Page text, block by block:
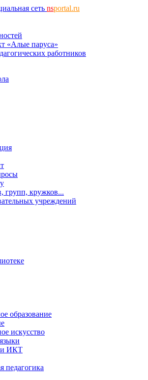
сеть nsportal.ru
«Алые паруса»
работников
групп, кружков...
учреждений
образование
искусство
и ИКТ
педагогика